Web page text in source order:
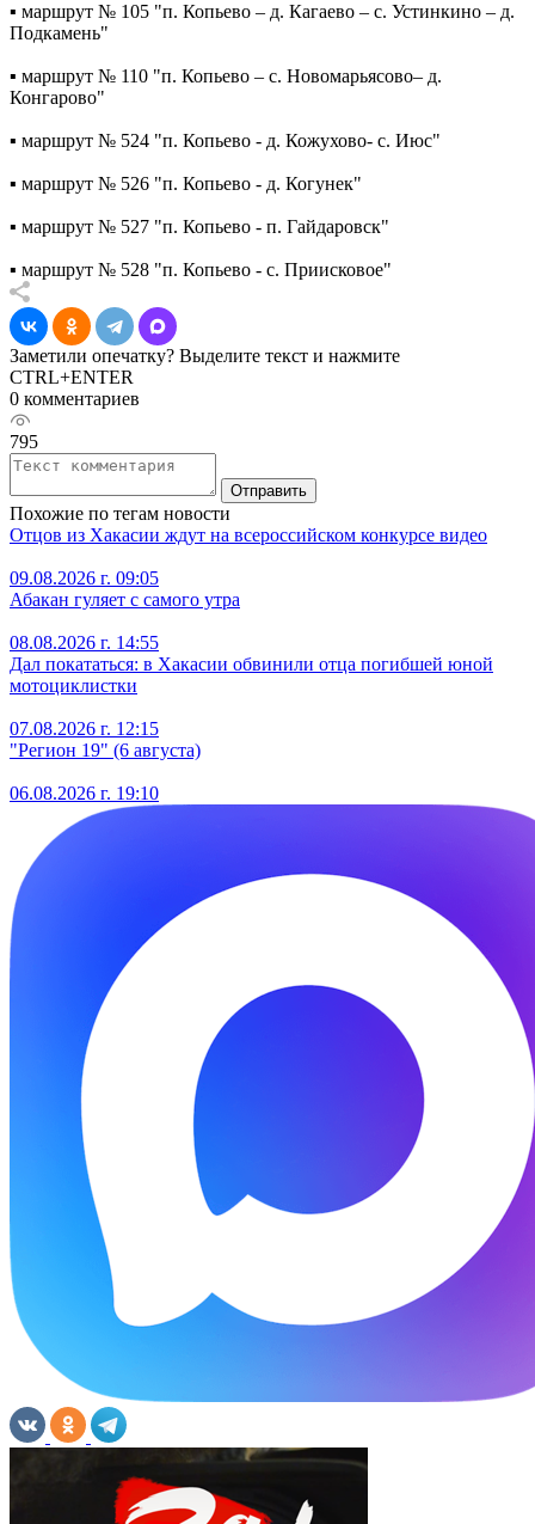
▪️ маршрут № 105 "п. Копьево – д. Кагаево – с. Устинкино – д.
Подкамень"
▪️ маршрут № 110 "п. Копьево – с. Новомарьясово– д.
Конгарово"
▪️ маршрут № 524 "п. Копьево - д. Кожухово- с. Июс"
▪️ маршрут № 526 "п. Копьево - д. Когунек"
▪️ маршрут № 527 "п. Копьево - п. Гайдаровск"
▪️ маршрут № 528 "п. Копьево - с. Приисковое"
Заметили опечатку? Выделите текст и нажмите
CTRL+ENTER
0 комментариев
795
Отправить
Похожие по тегам новости
Отцов из Хакасии ждут на всероссийском конкурсе видео
09.08.2026 г. 09:05
Абакан гуляет с самого утра
08.08.2026 г. 14:55
Дал покататься: в Хакасии обвинили отца погибшей юной
мотоциклистки
07.08.2026 г. 12:15
"Регион 19" (6 августа)
06.08.2026 г. 19:10